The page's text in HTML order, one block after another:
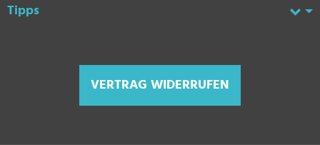
Tipps
VERTRAG WIDERRUFEN